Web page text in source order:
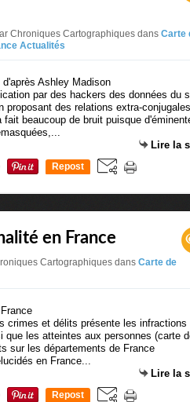
Chroniques Cartographiques dans Carte
Actualités
par des hackers des données du
proposant des relations extra-
beaucoup de bruit puisque
Lire la
Repost
en France
Cartographiques dans Carte de
crimes et délits présente les infractions
que les atteintes aux personnes (carte
sur les départements de France
en France...
Lire la
Repost